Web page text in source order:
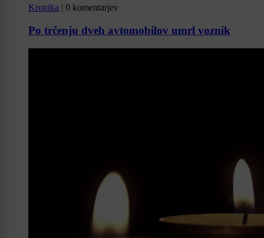
Kronika | 0 komentarjev
Po trčenju dveh avtomobilov umrl voznik